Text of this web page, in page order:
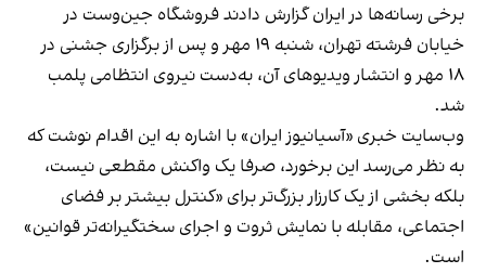
برخی رسانه‌ها در ایران گزارش دادند فروشگاه جین‌وست در
خیابان فرشته تهران، شنبه ۱۹ مهر و پس از برگزاری جشنی در
۱۸ مهر و انتشار ویدیوهای آن، به‌دست نیروی انتظامی پلمب
شد.
وب‌سایت خبری «آسیانیوز ایران» با اشاره به این اقدام نوشت که
به نظر می‌رسد این برخورد، صرفا یک واکنش مقطعی نیست،
بلکه بخشی از یک کارزار بزرگ‌تر برای «کنترل بیشتر بر فضای
اجتماعی، مقابله با نمایش ثروت و اجرای سختگیرانه‌تر قوانین»
است.